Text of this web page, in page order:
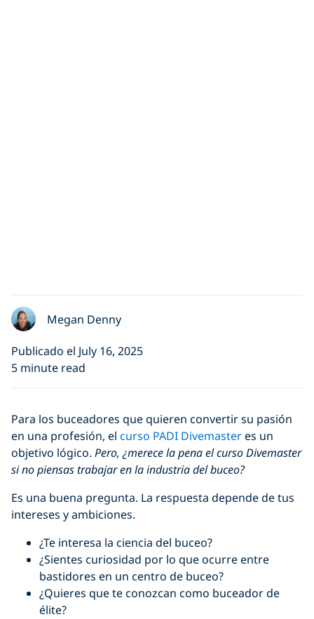
Megan Denny
Publicado el July 16, 2025
5 minute read
Para los buceadores que quieren convertir su pasión
en una profesión, el curso PADI Divemasteres un
objetivo lógico. Pero, ¿merece la pena el curso Divemaster
si no piensas trabajar en la industria del buceo?
Es una buena pregunta. La respuesta depende de tus
intereses y ambiciones.
¿Te interesa la ciencia del buceo?
¿Sientes curiosidad por lo que ocurre entre
bastidores en un centro de buceo?
¿Quieres que te conozcan como buceador de
élite?